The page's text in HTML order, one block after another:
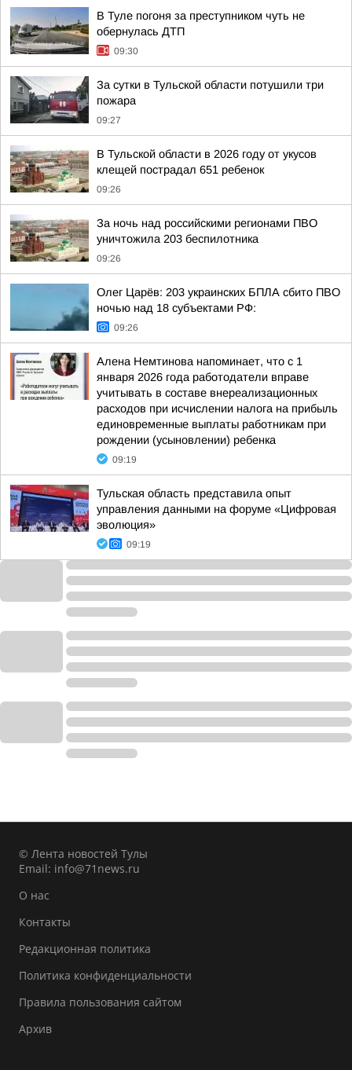
В Туле погоня за преступником чуть не
обернулась ДТП
09:30
За сутки в Тульской области потушили три
пожара
09:27
В Тульской области в 2026 году от укусов
клещей пострадал 651 ребенок
09:26
За ночь над российскими регионами ПВО
уничтожила 203 беспилотника
09:26
Олег Царёв: 203 украинских БПЛА сбито ПВО
ночью над 18 субъектами РФ:
09:26
Алена Немтинова напоминает, что с 1
января 2026 года работодатели вправе
учитывать в составе внереализационных
расходов при исчислении налога на прибыль
единовременные выплаты работникам при
рождении (усыновлении) ребенка
09:19
Тульская область представила опыт
управления данными на форуме «Цифровая
эволюция»
09:19
© Лента новостей Тулы
Email: info@71news.ru
О нас
Контакты
Редакционная политика
Политика конфиденциальности
Правила пользования сайтом
Архив